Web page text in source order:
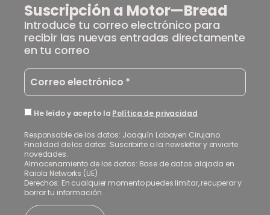
Suscripción a Motor—Bread
Introduce tu correo electrónico para
recibir las nuevas entradas directamente
en tu correo
He leído y acepto la Política de privacidad
Responsable de los datos: Joaquín Labayen Cirujano.
Finalidad de los datos: Suscribirte a la newsletter y enviarte
novedades.
Almacenamiento de los datos: Base de datos alojada en
Raiola Networks (UE)
Derechos: En cualquier momento puedes limitar, recuperar y
borrar tu información.